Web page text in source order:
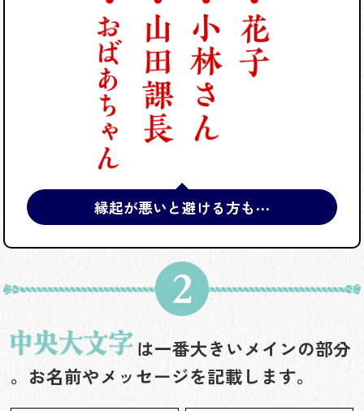
縁起が悪いと避ける方も⋯
は一番大きいメインの部分
。お名前やメッセージを記載します。